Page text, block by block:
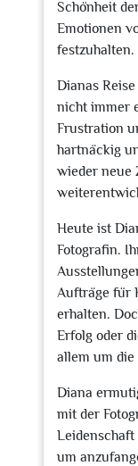
Schönheit
Emotionen
festzuhalten.
Dianas
nicht immer
Frustration
hartnäckig
wieder neue
Heute ist
Fotografin.
Aufträge für
erhalten.
Erfolg oder
allem um die
Diana
mit der
Leidenschaft
um